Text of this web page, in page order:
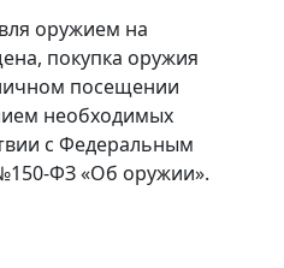
оружием на
покупка оружия
посещении
необходимых
с Федеральным
ФЗ «Об оружии».